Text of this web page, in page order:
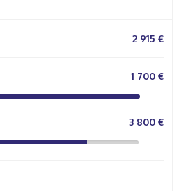
2 915 €
1 700 €
3 800 €